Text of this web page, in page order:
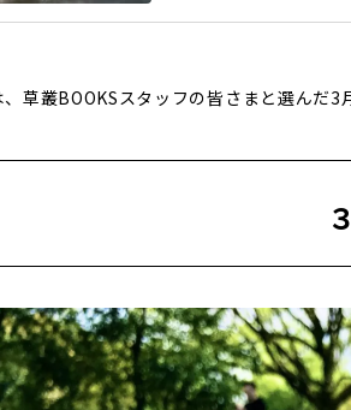
のデザイン...
草叢BOOKSスタッフの皆さまと選んだ3